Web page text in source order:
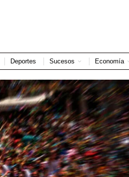
Deportes Sucesos Economía